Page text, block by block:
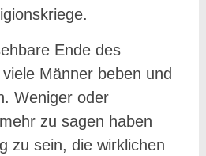
Ende des
Männer beben und
Weniger oder
zu sagen haben
zu sein, die wirklichen